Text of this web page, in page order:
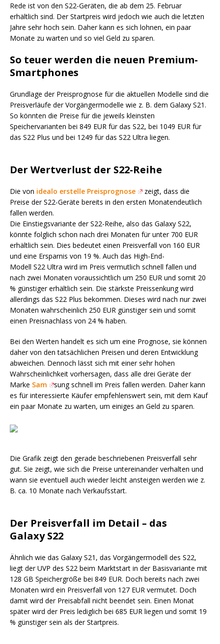
Rede ist von den S22-Geräten, die ab dem 25. Februar
erhältlich sind. DerStartpreis wird jedoch wie auch die letzten
Jahre sehr hoch sein. Daher kann es sich lohnen, ein paar
Monate zu warten und so viel Geld zu sparen.
So teuer werden die neuen Premium-
Smartphones
Grundlage der Preisprognose für die aktuellen Modelle sind die
Preisverläufe der Vorgängermodelle wie z. B. dem Galaxy S21 .
So könnten die Preise für die jeweils kleinsten
Speichervarianten bei 849 EUR für das S22, bei 1049 EUR für
das S22 Plus und bei 1249 für das S22 Ultra liegen.
Der Wertverlust der S22-Reihe
Die von idealo erstelle Preisprognose zeigt, dassdie
Preise derS22-Geräte bereits in den ersten Monatendeutlich
fallen werden.
Die Einstiegsvariante derS22-Reihe, also das Galaxy S22,
könnte folglich schon nach drei Monaten für unter 700 EUR
erhältlich sein. Dies bedeutet einen Preisverfall von 160 EUR
und eine Ersparnis von 19 %. Auch das High-End-
Modell S22 Ultra wird im Preis vermutlich schnell fallen und
nach zwei Monaten voraussichtlich um 250 EUR und somit 20
% günstiger erhältlich sein. Die stärkste Preissenkung wird
allerdings das S22 Plus bekommen. Dieses wird nach nur zwei
Monaten wahrscheinlich 250 EUR günstiger sein und somit
einen Preisnachlass von 24 % haben.
Bei den Werten handelt es sich um eine Prognose, sie können
dahervon den tatsächlichen Preisen und deren Entwicklung
abweichen. Dennoch lässt sich mit einer sehr hohen
Wahrscheinlichkeit vorhersagen, dass alle drei Geräte der
Marke Sam sung schnell im Preis fallen werden. Daher kann
es für interessierte Käufer empfehlenswert sein, mit dem Kauf
ein paar Monate zu warten, um einiges an Geld zu sparen.
Die Grafik zeigt den gerade beschriebenen Preisverfall sehr
gut. Sie zeigt, wie sich die Preise untereinander verhalten und
wann sie eventuell auch wieder leicht ansteigen werden wie z.
B. ca. 10 Monate nach Verkaufsstart.
Der Preisverfall im Detail – das
GalaxyS22
Ähnlich wie das Galaxy S21 , das Vorgängermodell des S22,
liegt derUVP des S22 beim Marktstart in der Basisvariante mit
128 GB Speichergröße bei 849 EUR. Doch bereits nach zwei
Monaten wird ein Preisverfall von 127 EUR vermutet. Doch
damit wird der Preisabfall nicht beendet sein. Einen Monat
später wird der Preis lediglich bei 685 EUR liegen und somit 19
% günstiger sein als derStartpreis.